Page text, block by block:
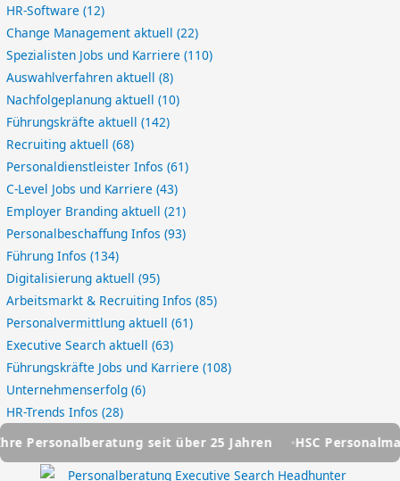
HR-Software(12)
Change Management aktuell(22)
Spezialisten Jobs und Karriere(110)
Auswahlverfahren aktuell(8)
Nachfolgeplanung aktuell(10)
Führungskräfte aktuell(142)
Recruiting aktuell(68)
Personaldienstleister Infos(61)
C-Level Jobs und Karriere(43)
Employer Branding aktuell(21)
Personalbeschaffung Infos(93)
Führung Infos(134)
Digitalisierung aktuell(95)
Arbeitsmarkt & Recruiting Infos(85)
Personalvermittlung aktuell(61)
Executive Search aktuell(63)
Führungskräfte Jobs und Karriere(108)
Unternehmenserfolg(6)
HR-Trends Infos(28)
seit über 25 Jahren
HSC Personalmanagement -